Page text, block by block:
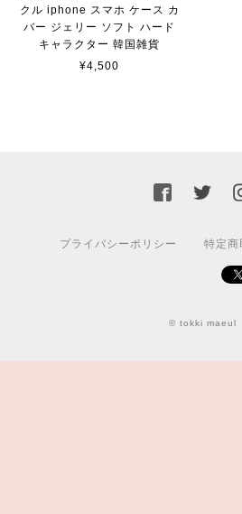
クル iphone スマホ ケース カ
バー ジェリー ソフト ハード
キャラクター 韓国雑貨
¥4,500
プライバシーポリシー 特定商
© tokki maeul